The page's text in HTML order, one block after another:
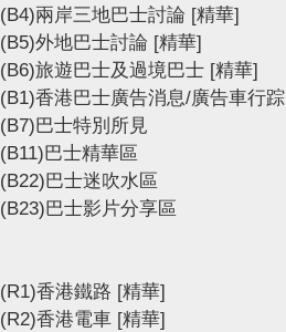
(B4)兩岸三地巴士討論 [精華]
(B5)外地巴士討論 [精華]
(B6)旅遊巴士及過境巴士 [精華]
(B1)香港巴士廣告消息/廣告車行踪
(B7)巴士特別所見
(B11)巴士精華區
(B22)巴士迷吹水區
(B23)巴士影片分享區
(R1)香港鐵路 [精華]
(R2)香港電車 [精華]